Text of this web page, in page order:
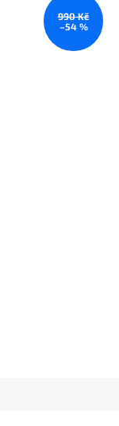
990 Kč
–54 %